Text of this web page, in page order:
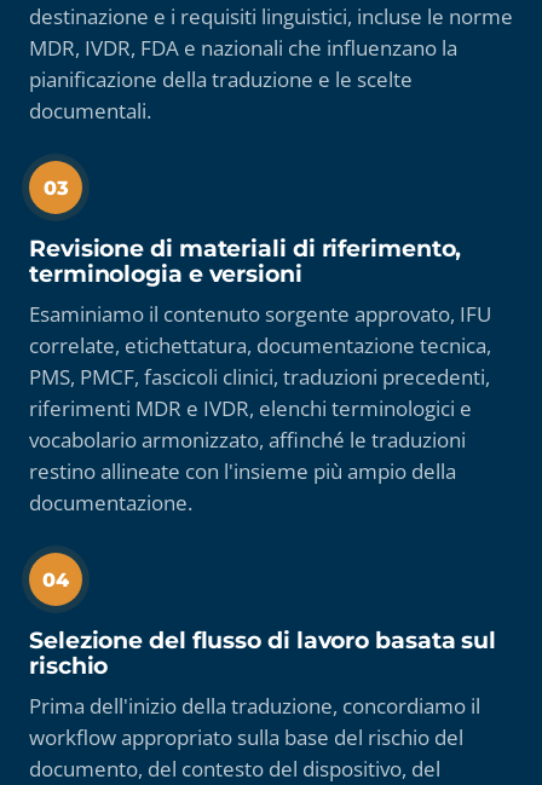
destinazione e i requisiti linguistici, incluse le norme
MDR, IVDR, FDA e nazionali che influenzano la
pianificazione della traduzione e le scelte
documentali.
03
Revisione di materiali di riferimento,
terminologia e versioni
Esaminiamo il contenuto sorgente approvato, IFU
correlate, etichettatura, documentazione tecnica,
PMS, PMCF, fascicoli clinici, traduzioni precedenti,
riferimenti MDR e IVDR, elenchi terminologici e
vocabolario armonizzato, affinché le traduzioni
restino allineate con l'insieme più ampio della
documentazione.
04
Selezione del flusso di lavoro basata sul
rischio
Prima dell'inizio della traduzione, concordiamo il
workflow appropriato sulla base del rischio del
documento, del contesto del dispositivo, del